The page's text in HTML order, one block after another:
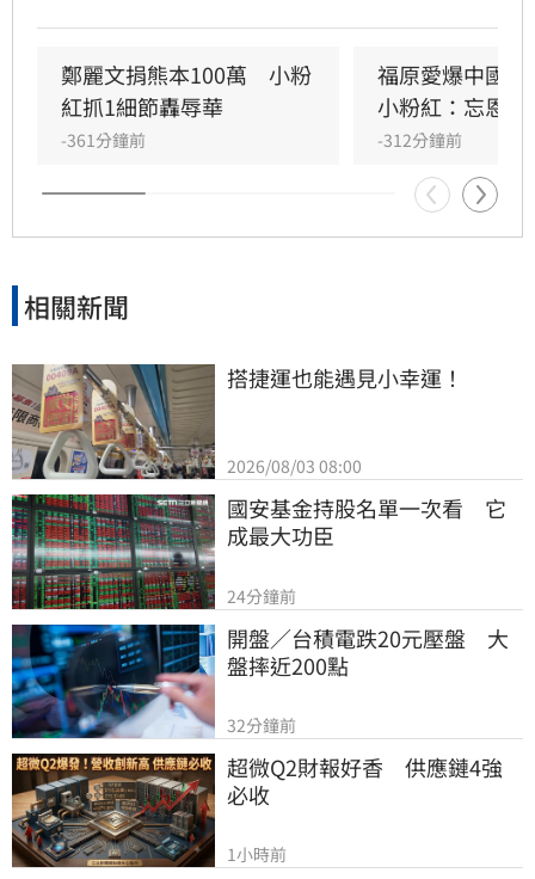
市、熊本縣八代市、上天草市、宇城市、蘆北町
及鹿兒島縣長島町觀測到最大震度4級。此外，
長崎、熊本、鹿兒島、福岡及宮崎等縣市亦測得
震度3級。目前官方尚未發布海嘯警報，當地民
眾需持續留意可能發生的餘震，並務必加強防範
相關災情。
鄭麗文捐熊本100萬　小粉
紅抓1細節轟辱華
-361分鐘前
福原愛爆中國
小粉紅：忘恩負
-312分鐘前
相關新聞
搭捷運也能遇見小幸運！
2026/08/03 08:00
國安基金持股名單一次看　它
成最大功臣
24分鐘前
開盤／台積電跌20元壓盤　大
盤摔近200點
32分鐘前
超微Q2財報好香　供應鏈4強
必收
1小時前